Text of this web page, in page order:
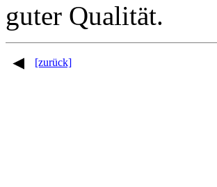
guter Qualität.
[zurück]